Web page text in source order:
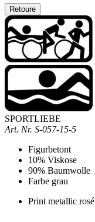
Retoure
SPORTLIEBE
Art. Nr. S-057-15-5
Figurbetont
10% Viskose
90% Baumwolle
Farbe grau
Print metallic rosé